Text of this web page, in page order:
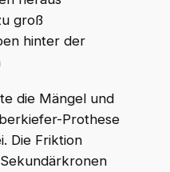
groß
hinter der
die Mängel und
Prothese
Die Friktion